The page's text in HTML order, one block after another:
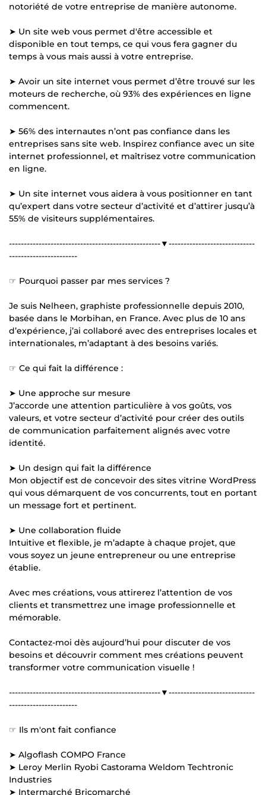
notoriété de votre entreprise de manière autonome.
➤ Un site web vous permet d'être accessible et
disponible en tout temps, ce qui vous fera gagner du
temps à vous mais aussi à votre entreprise.
➤ Avoir un site internet vous permet d’être trouvé sur les
moteurs de recherche, où 93% des expériences en ligne
commencent.
➤ 56% des internautes n’ont pas confiance dans les
entreprises sans site web. Inspirez confiance avec un site
internet professionnel, et maîtrisez votre communication
en ligne.
➤ Un site internet vous aidera à vous positionner en tant
qu’expert dans votre secteur d’activité et d’attirer jusqu’à
55% de visiteurs supplémentaires.
---------------------------------------------------▼-----------------------------
-----------------------
☞ Pourquoi passer par mes services ?
Je suis Nelheen, graphiste professionnelle depuis 2010,
basée dans le Morbihan, en France. Avec plus de 10 ans
d’expérience, j’ai collaboré avec des entreprises locales et
internationales, m’adaptant à des besoins variés.
☞ Ce qui fait la différence :
➤ Une approche sur mesure
J’accorde une attention particulière à vos goûts, vos
valeurs, et votre secteur d’activité pour créer des outils
de communication parfaitement alignés avec votre
identité.
➤ Un design qui fait la différence
Mon objectif est de concevoir des sites vitrine WordPress
qui vous démarquent de vos concurrents, tout en portant
un message fort et pertinent.
➤ Une collaboration fluide
Intuitive et flexible, je m’adapte à chaque projet, que
vous soyez un jeune entrepreneur ou une entreprise
établie.
Avec mes créations, vous attirerez l’attention de vos
clients et transmettrez une image professionnelle et
mémorable.
Contactez-moi dès aujourd’hui pour discuter de vos
besoins et découvrir comment mes créations peuvent
transformer votre communication visuelle !
---------------------------------------------------▼-----------------------------
-----------------------
☞ Ils m'ont fait confiance
➤ Algoflash COMPO France
➤ Leroy Merlin Ryobi Castorama Weldom Techtronic
Industries
➤ Intermarché Bricomarché